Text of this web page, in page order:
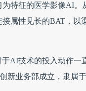
特征的医学影像AI
属性见长的BAT，以
AI技术的投入动作一
新业务部成立，隶属